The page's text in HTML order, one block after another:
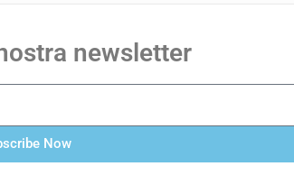
newsletter
Now